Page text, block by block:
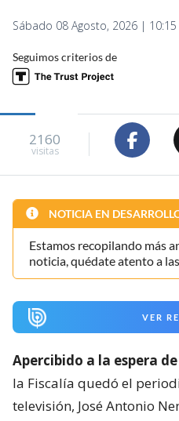
Sábado 08 Agosto, 2026 | 10:15
Seguimos criterios de
2160
visitas
NOTICIA EN
Estamos recopilando más
noticia, quédate atento a
VER
Apercibido a la espera
la Fiscalía quedó el
televisión, José Antonio